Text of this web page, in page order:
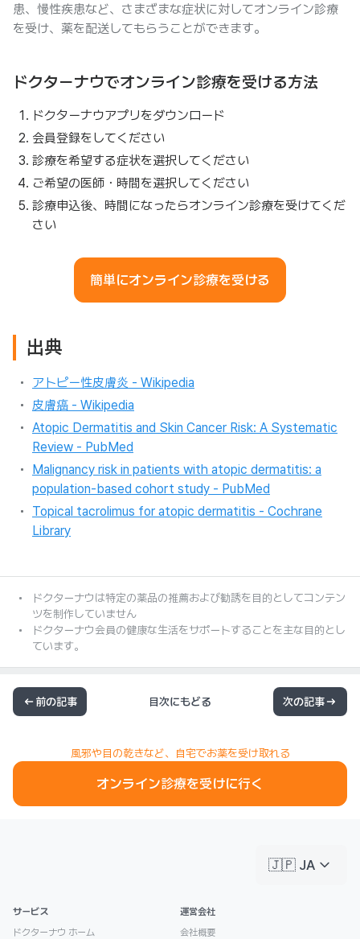
患、慢性疾患など、さまざまな症状に対してオンライン診療
を受け、薬を配送してもらうことができます。
ドクターナウでオンライン診療を受ける方法
ドクターナウアプリをダウンロード
会員登録をしてください
診療を希望する症状を選択してください
ご希望の医師・時間を選択してください
診療申込後、時間になったらオンライン診療を受けてくだ
さい
簡単にオンライン診療を受ける
出典
アトピー性皮膚炎 - Wikipedia
皮膚癌 - Wikipedia
Atopic Dermatitis and Skin Cancer Risk: A Systematic
Review - PubMed
Malignancy risk in patients with atopic dermatitis: a
population-based cohort study - PubMed
Topical tacrolimus for atopic dermatitis - Cochrane
Library
ドクターナウは特定の薬品の推薦および勧誘を目的としてコンテン
ツを制作していません
ドクターナウ会員の健康な生活をサポートすることを主な目的とし
ています。
前の記事 目次にもどる 次の記事
風邪や目の乾きなど、自宅でお薬を受け取れる
オンライン診療を受けに行く
🇯🇵 JA keyboard_arrow_down
サービス
ドクターナウ ホーム
運営会社
会社概要